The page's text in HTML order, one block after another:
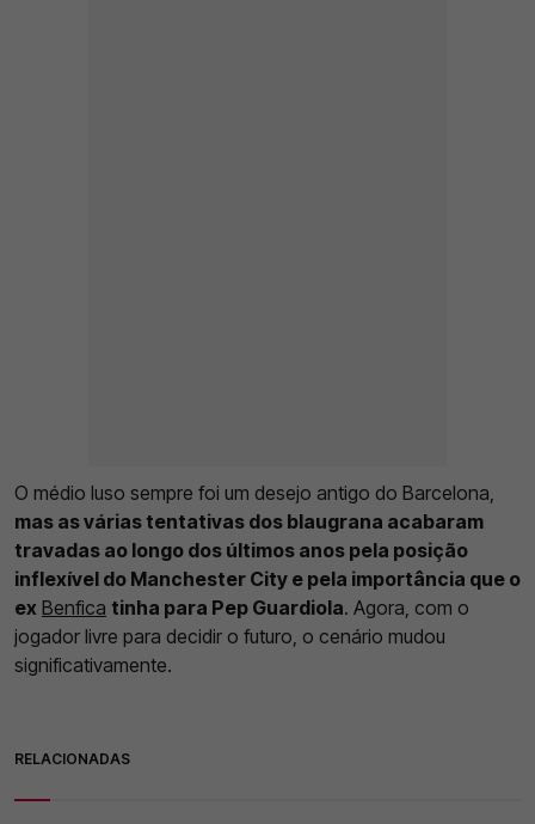
O médio luso sempre foi um desejo antigo do Barcelona,
mas as várias tentativas dos blaugrana acabaram
travadas ao longo dos últimos anos pela posição
inflexível do Manchester City e pela importância que o
ex Benfica tinha para Pep Guardiola. Agora, com o
jogador livre para decidir o futuro, o cenário mudou
significativamente.
RELACIONADAS